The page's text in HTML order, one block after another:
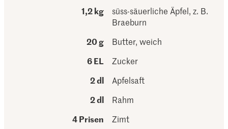
1,2 kg
süss-säuerliche Äpfel, z. B.
Braeburn
20 g
Butter, weich
6 EL
Zucker
2 dl
Apfelsaft
2 dl
Rahm
4 Prisen
Zimt